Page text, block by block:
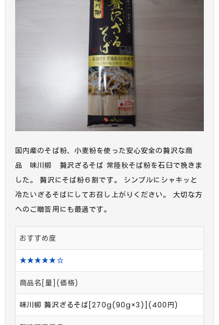
国内産のそば粉、小麦粉を使った安心安全の贅沢な商
品 味川柳 贅沢ざるそば 常陸秋そば粉を石臼で挽きま
した。 贅沢にそば粉６割です。 シンプルにシャキッと
冷たいざるそばにしてお召し上がりください。 大切な方
へのご贈答用にも最適です。
おすすめ度
★★★★★☆
商品名[量](価格)
味川柳 贅沢ざるそば[270g(90g×3)](400円)